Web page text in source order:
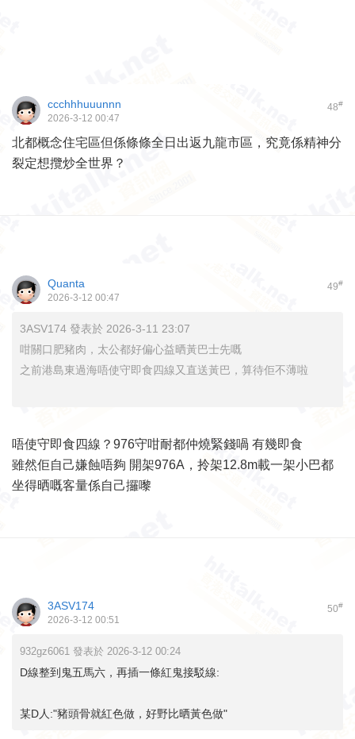
48#
ccchhhuuunnn
2026-3-12 00:47
北都概念住宅區但係條條全日出返九龍市區，究竟係精神分
裂定想攬炒全世界？
49#
Quanta
2026-3-12 00:47
3ASV174 發表於 2026-3-11 23:07
咁關口肥豬肉，太公都好偏心益晒黃巴士先嘅
之前港島東過海唔使守即食四線又直送黃巴，算待佢不薄啦
唔使守即食四線？976守咁耐都仲燒緊錢喎 有幾即食
雖然佢自己嫌蝕唔夠 開架976A，拎架12.8m載一架小巴都
坐得晒嘅客量係自己攞嚟
50#
3ASV174
2026-3-12 00:51
932gz6061 發表於 2026-3-12 00:24
D線整到鬼五馬六，再插一條紅鬼接駁線:
某D人:"豬頭骨就紅色做，好野比晒黃色做"